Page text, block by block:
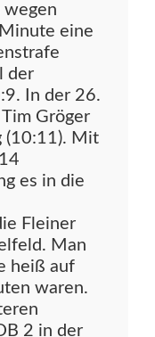
wegen
eine
der
In der 26.
Gröger
(10:11). Mit
es in die
Fleiner
Man
heiß auf
waren.
2 in der